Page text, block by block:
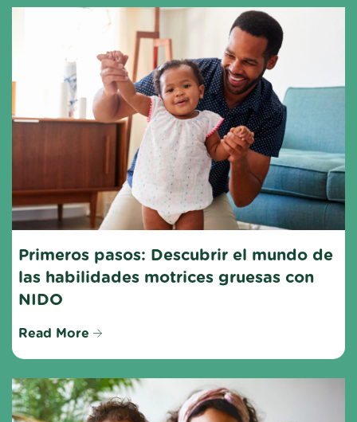
Primeros pasos: Descubrir el mundo de
las habilidades motrices gruesas con
NIDO
Read More